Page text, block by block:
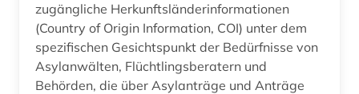
zugängliche Herkunftsländerinformationen
(Country of Origin Information, COI) unter dem
spezifischen Gesichtspunkt der Bedürfnisse von
Asylanwälten, Flüchtlingsberatern und
Behörden, die über Asylanträge und Anträge